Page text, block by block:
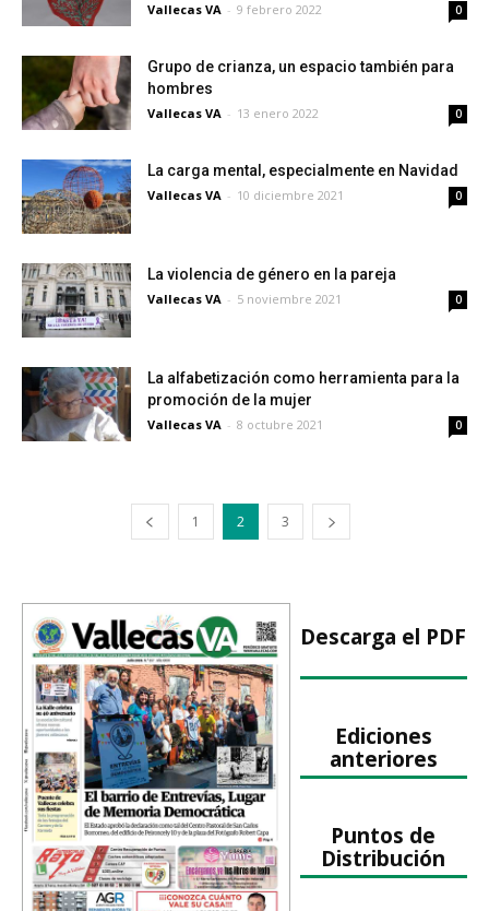
Vallecas VA - 9 febrero 2022 0
Grupo de crianza, un espacio también para
hombres
Vallecas VA - 13 enero 2022 0
La carga mental, especialmente en Navidad
Vallecas VA - 10 diciembre 2021 0
La violencia de género en la pareja
Vallecas VA - 5 noviembre 2021 0
La alfabetización como herramienta para la
promoción de la mujer
Vallecas VA - 8 octubre 2021 0
1 2 3
Descarga el PDF
Ediciones
anteriores
Puntos de
Distribución